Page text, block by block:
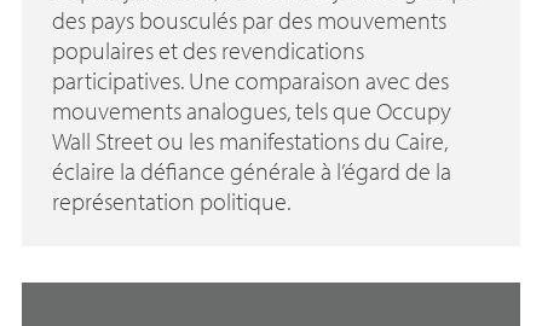
des pays bousculés par des mouvements
populaires et des revendications
participatives. Une comparaison avec des
mouvements analogues, tels que Occupy
Wall Street ou les manifestations du Caire,
éclaire la défiance générale à l’égard de la
représentation politique.